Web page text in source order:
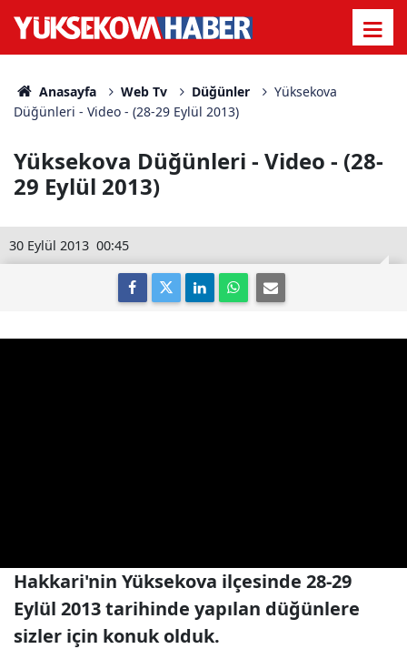
Anasayfa Web Tv Düğünler
Yüksekova
Düğünleri - Video - (28-29 Eylül 2013)
Yüksekova Düğünleri - Video - (28-
29 Eylül 2013)
00:45
30 Eylül 2013
Hakkari'nin Yüksekova ilçesinde 28-29
Eylül 2013 tarihinde yapılan düğünlere
sizler için konuk olduk.